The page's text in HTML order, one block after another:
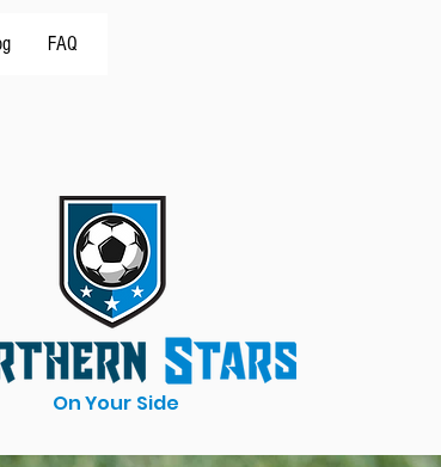
FAQ
On Your Side